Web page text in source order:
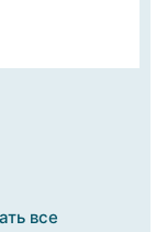
все